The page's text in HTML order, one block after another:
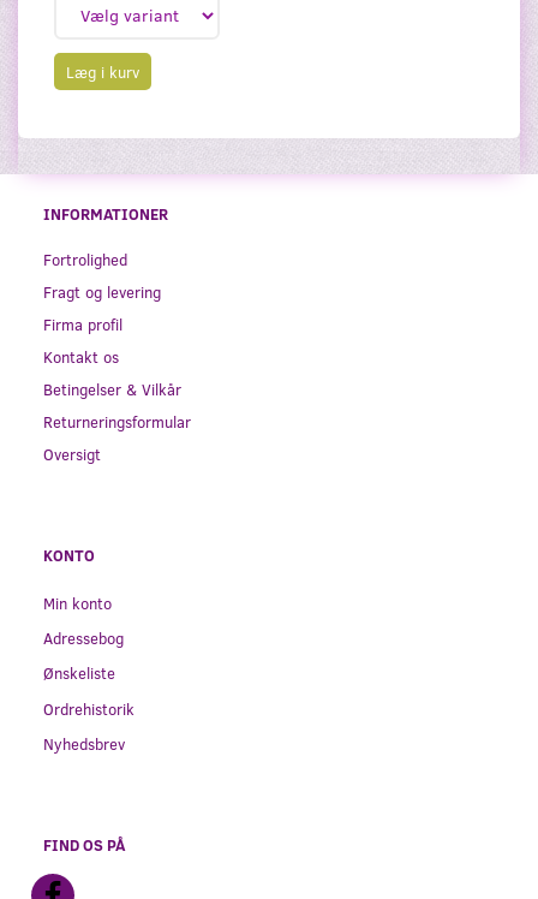
Læg i kurv
INFORMATIONER
Fortrolighed
Fragt og levering
Firma profil
Kontakt os
Betingelser & Vilkår
Returneringsformular
Oversigt
KONTO
Min konto
Adressebog
Ønskeliste
Ordrehistorik
Nyhedsbrev
FIND OS PÅ